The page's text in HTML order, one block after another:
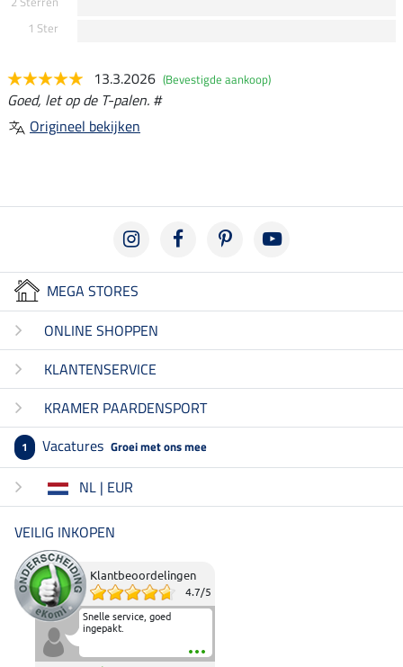
1 Ster
13.3.2026 (Bevestigde aankoop)
Goed, let op de T-palen. #
Origineel bekijken
MEGA STORES
ONLINE SHOPPEN
KLANTENSERVICE
KRAMER PAARDENSPORT
1 Vacatures Groei met ons mee
NL | EUR
VEILIG INKOPEN
Klantbeoordelingen
4.7/5
Snelle service, goed
ingepakt.